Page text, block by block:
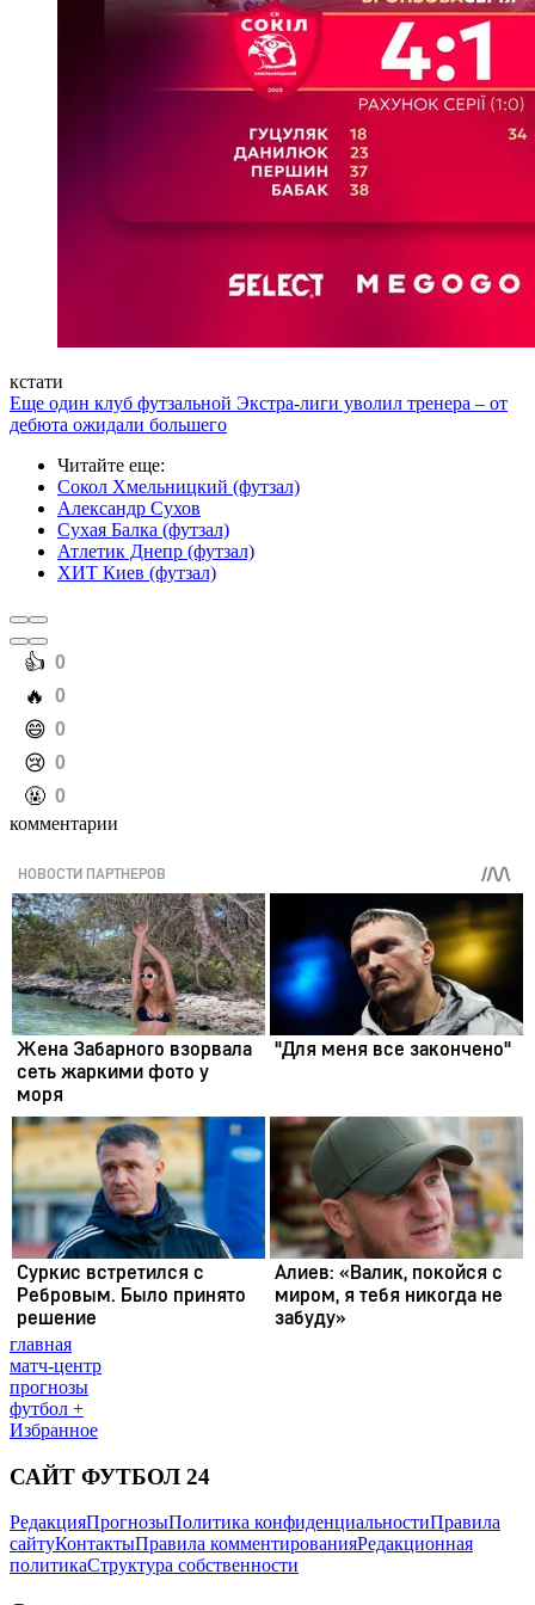
кстати
Еще один клуб футзальной Экстра-лиги уволил тренера – от
дебюта ожидали большего
Читайте еще:
Сокол Хмельницкий (футзал)
Александр Сухов
Сухая Балка (футзал)
Атлетик Днепр (футзал)
ХИТ Киев (футзал)
️👍 0
️🔥 0
️😄 0
️😢 0
️🤬 0
комментарии
главная
матч-центр
прогнозы
футбол +
Избранное
САЙТ ФУТБОЛ 24
РедакцияПрогнозыПолитика конфиденциальностиПравила
сайтуКонтактыПравила комментированияРедакционная
политикаСтруктура собственности